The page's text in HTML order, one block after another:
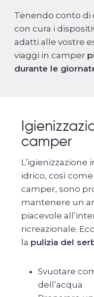
Tenendo conto di
con cura i
adatti alle vostre
viaggi in camper
durante le
camper
L’igienizzazione
idrico, così
camper, sono
mantenere un
piacevole
ricreazionale.
la pulizia del
Svuotare
dell’acqua